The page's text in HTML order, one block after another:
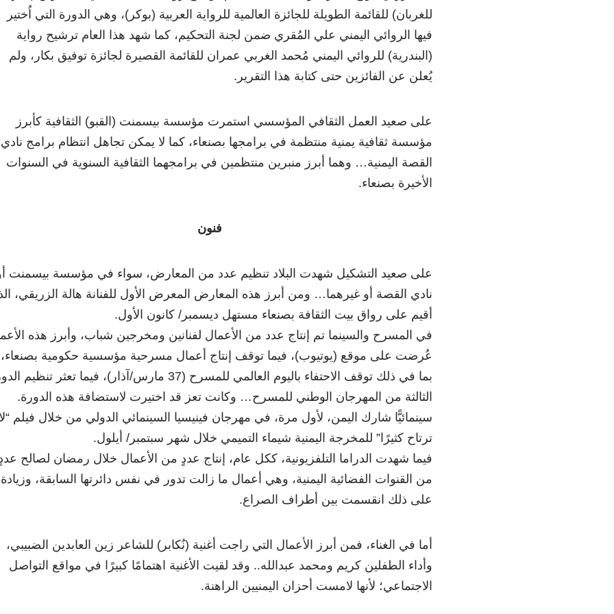
للغربان) للقائمة الطويلة للجائزة العالمية للرواية العربية (بوكر)، وهي الدورة التي اُختير
فيها الروائي اليمني علي المُقري ضمن لجنة التحكيم، كما شهد هذا العام ترشيح رواية
(البندرية) للروائي اليمني مُحمد الغربي عمران للقائمة القصيرة لجائزة توفيق بكار، ولم
يُعلن عن الفائزين حتى كتابة هذا التقرير.
على صعيد العمل الثقافي المؤسسي استمرت مؤسسة بيسمنت (القبو) الثقافية كأبرز
مؤسسة ثقافية يمنية منتظمة في برامجها بصنعاء، كما لا يمكن تجاهل انتظام برامج نادي
القصة اليمنية… وهما أبرز منبرين منتظمين في برامجهما الثقافية السنوية في السنوات
الأخيرة بصنعاء.
فنون
على صعيد التشكيل شهدت البلاد تنظيم عدد من المعارض، سواء في مؤسسة بيسمنت
نادي القصة أو غيرهما… ومن أبرز هذه المعارض المعرض الأول للفنانة هالة الزريقي،
أقيم على رواق بيت الثقافة بصنعاء مستهل ديسمبر/ كانون الأول.
في المسرح والسينما تم إنتاج عدد من الأعمال لفنانين ومخرجين شباب، وأبرز هذه
عُرضت على موقع (يوتيوب)، فيما توقف إنتاج أعمال مسرحية مؤسسية حكومية بصنعاء،
بما في ذلك توقف الاحتفاء باليوم العالمي للمسرح (37 مارس/آذار)، فيما تعثر تنظيم
الثالثة من المهرجان الوطني للمسرح… وكانت تعز قد اختيرت لاستضافة هذه الدورة.
سينمائيًّا شارك اليمن، لأول مرة، في مهرجان فينيسيا السينمائي الدولي من خلال فيلم
ترتاح كثيرًا” للمخرجة اليمنية شيماء التميمي خلال شهر سبتمبر/ أيلول.
فيما شهدت الدراما التلفزيونية، ككل عام، إنتاج عددٍ من الأعمال خلال رمضان لصالح
من القنوات الفضائية اليمنية، وهي أعمال ما زالت تدور في نفس دائرتها السابقة، وزيادة
على ذلك انقسمت بين أطراف الصراع.
أما في الغناء، فمن أبرز الأعمال التي راجت أغنية (نُكابر) للشاعر زين العابدين الضبيبي،
وأداء الطفلين كريم ومحمد عبدالله.. وقد لقيت الأغنية اهتمامًا كبيرًا في مواقع التواصل
الاجتماعي؛ لأنها لامست أحزان اليمنيين الراهنة.